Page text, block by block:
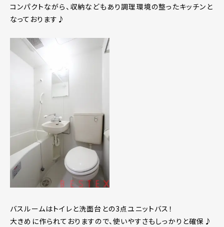
コンパクトながら、収納などもあり調理環境の整ったキッチンと
なっております♪
バスルームはトイレと洗面台との3点ユニットバス！
大きめに作られておりますので、使いやすさもしっかりと確保♪